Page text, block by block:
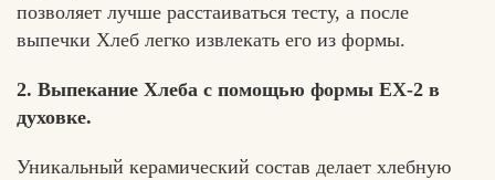
позволяет лучше расстаиваться тесту, а после
выпечки Хлеб легко извлекать его из формы.
2. Выпекание Хлеба с помощью формы ЕХ-2 в
духовке.
Уникальный керамический состав делает хлебную